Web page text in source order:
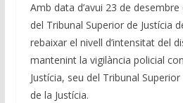
Amb data d’avui 23 de
del Tribunal Superior de Justícia
rebaixar el nivell d’intensitat del
mantenint la vigilància policial
Justícia, seu del Tribunal
de la Justícia.